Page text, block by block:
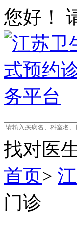
您好！
找对医
首页>
门诊